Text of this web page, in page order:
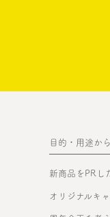
目的・用途か
新商品をPRし
オリジナルキ